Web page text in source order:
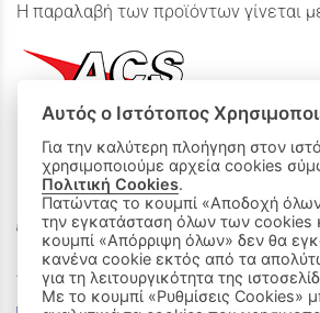
Η παραλαβή των προϊόντων γίνεται
ΟΙ ΑΓΟΡΕΣ ΜΟΥ
Καλάθι Αγορών
Δεχόμαστε όλες τις πιστωτικές
Αυτός ο Ιστότοπος
Για την καλύτερη πλοήγηση στον
χρησιμοποιούμε αρχεία cookies
Πολιτική Cookies.
Πατώντας το κουμπί «Αποδοχή όλων» αποδέχεστε
την εγκατάσταση όλων των cookies
κουμπί «Απόρριψη όλων» δεν θα
κανένα cookie εκτός από τα
για τη λειτουργικότητα της
Με το κουμπί «Ρυθμίσεις Cookies»